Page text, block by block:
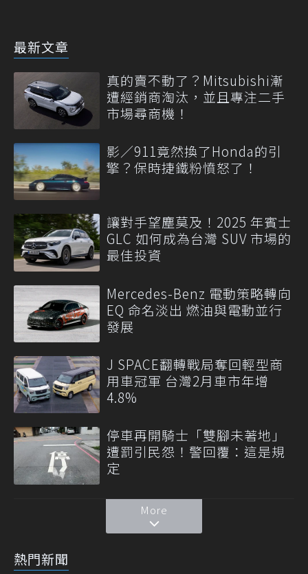
最新文章
真的賣不動了？Mitsubishi漸
遭經銷商淘汰，並且專注二手
市場尋商機！
影／911竟然換了Honda的引
擎？保時捷鐵粉憤怒了！
讓對手望塵莫及！2025 年賓士
GLC 如何成為台灣 SUV 市場的
最佳投資
Mercedes-Benz 電動策略轉向
EQ 命名淡出 燃油與電動並行
發展
J SPACE翻轉戰局奪回輕型商
用車冠軍 台灣2月車市年增
4.8%
停車再開騎士「雙腳未著地」
遭罰引民怨！警回覆：這是規
定
More
熱門新聞